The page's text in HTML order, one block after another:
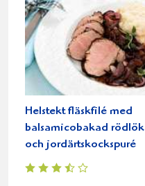
Helstekt fläskfilé med
balsamicobakad rödlök
och jordärtskockspuré